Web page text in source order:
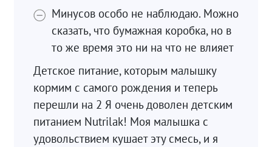
Минусов особо не наблюдаю. Можно
сказать, что бумажная коробка, но в
то же время это ни на что не влияет
Детское питание, которым малышку
кормим с самого рождения и теперь
перешли на 2 Я очень доволен детским
питанием Nutrilak! Моя малышка с
удовольствием кушает эту смесь, и я